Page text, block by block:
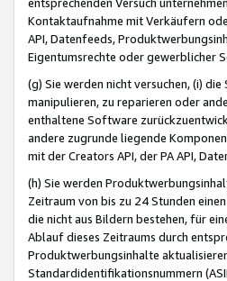
Kontaktaufnahme mit Verkäufern
API, Datenfeeds,
Eigentumsrechte oder gewerblicher
(g) Sie werden nicht versuchen, (i)
manipulieren, zu reparieren oder
enthaltene Software
andere zugrunde liegende
mit der Creators API, der PA API,
(h) Sie werden
Zeitraum von bis zu 24 Stunden
die nicht aus Bildern bestehen, für
Ablauf dieses Zeitraums durch
Produktwerbungsinhalte
Standardidentifikationsnummern